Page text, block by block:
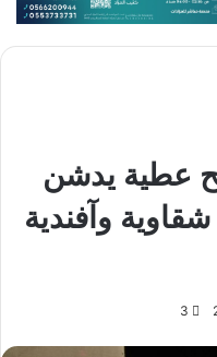
عطية يدشن
وآفندية
3